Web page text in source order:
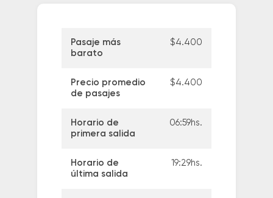
Pasaje más
barato
$4.400
Precio promedio
de pasajes
$4.400
Horario de
primera salida
06:59hs.
Horario de
última salida
19:29hs.